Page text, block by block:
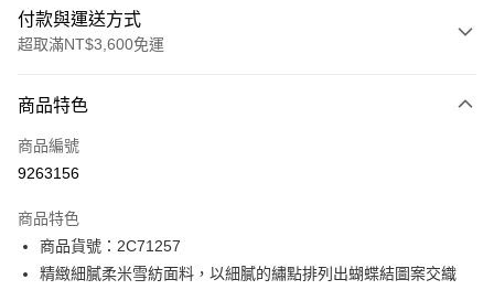
付款與運送方式
超取滿NT$3,600免運
信用卡一次付款
信用卡分期付款
合作金庫商業銀行
華南商業銀行
上海商業儲蓄銀行
台北富邦商業銀行
LINE Pay
Apple Pay
商品特色
商品編號
9263156
商品特色
商品貨號：2C71257
精緻細膩柔米雪紡面料，以細膩的繡點排列出蝴蝶結圖案交織